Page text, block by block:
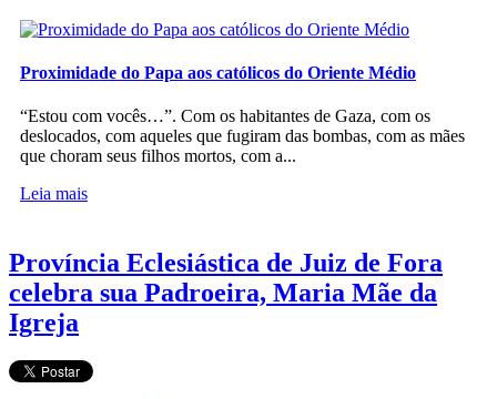
Proximidade do Papa aos católicos do Oriente Médio
“Estou com vocês…”. Com os habitantes de Gaza, com os
deslocados, com aqueles que fugiram das bombas, com as mães
que choram seus filhos mortos, com a...
Leia mais
Província Eclesiástica de Juiz de Fora
celebra sua Padroeira, Maria Mãe da
Igreja